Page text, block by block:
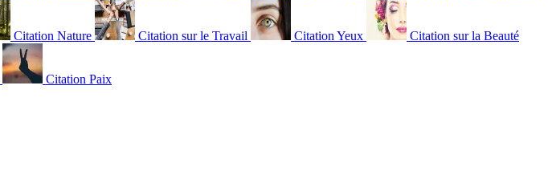
Citation Nature Citation sur le Travail Citation Yeux Citation sur la Beauté
Citation Paix